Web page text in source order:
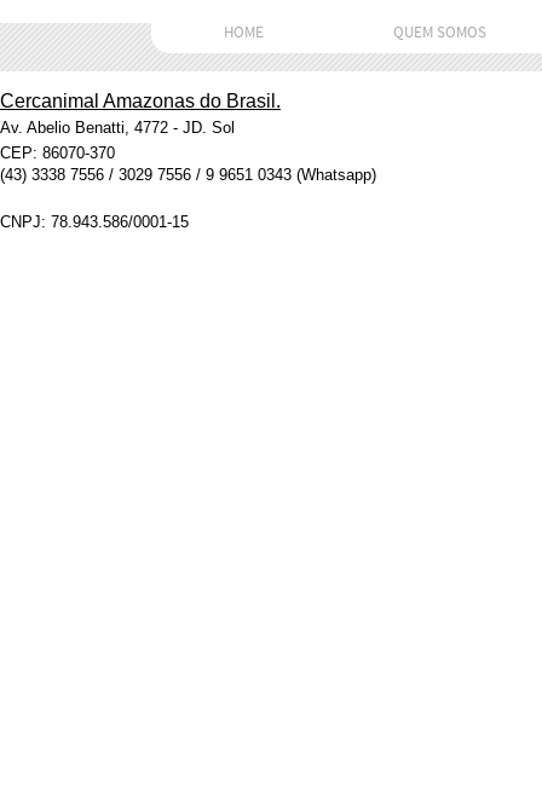
HOME QUEM SOMOS
Cercanimal Amazonas do Brasil.
Av. Abelio Benatti, 4772 - JD. Sol
CEP: 86070-370
(43) 3338 7556 / 3029 7556 / 9 9651 0343 (Whatsapp)
CNPJ: 78.943.586/0001-15